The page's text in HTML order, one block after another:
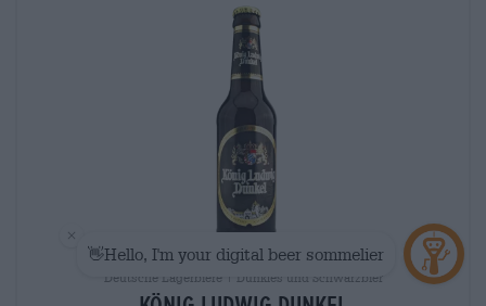
Deutsche Lagerbiere | Dunkles und Schwarzbier